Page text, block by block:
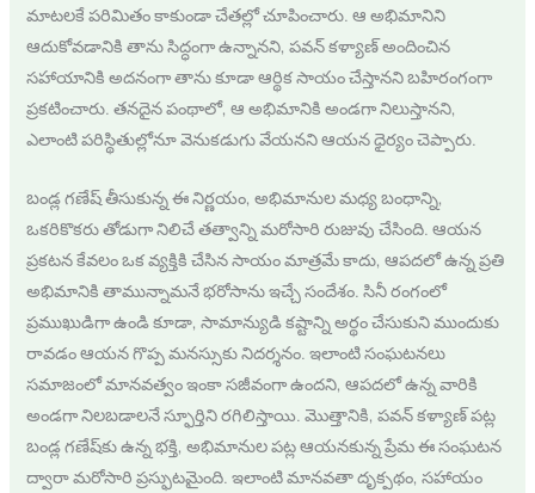
మాటలకే పరిమితం కాకుండా చేతల్లో చూపించారు. ఆ అభిమానిని
ఆదుకోవడానికి తాను సిద్ధంగా ఉన్నానని, పవన్ కళ్యాణ్ అందించిన
సహాయానికి అదనంగా తాను కూడా ఆర్థిక సాయం చేస్తానని బహిరంగంగా
ప్రకటించారు. తనదైన పంథాలో, ఆ అభిమానికి అండగా నిలుస్తానని,
ఎలాంటి పరిస్థితుల్లోనూ వెనుకడుగు వేయనని ఆయన ధైర్యం చెప్పారు.
బండ్ల గణేష్ తీసుకున్న ఈ నిర్ణయం, అభిమానుల మధ్య బంధాన్ని,
ఒకరికొకరు తోడుగా నిలిచే తత్వాన్ని మరోసారి రుజువు చేసింది. ఆయన
ప్రకటన కేవలం ఒక వ్యక్తికి చేసిన సాయం మాత్రమే కాదు, ఆపదలో ఉన్న ప్రతి
అభిమానికి తామున్నామనే భరోసాను ఇచ్చే సందేశం. సినీ రంగంలో
ప్రముఖుడిగా ఉండి కూడా, సామాన్యుడి కష్టాన్ని అర్థం చేసుకుని ముందుకు
రావడం ఆయన గొప్ప మనస్సుకు నిదర్శనం. ఇలాంటి సంఘటనలు
సమాజంలో మానవత్వం ఇంకా సజీవంగా ఉందని, ఆపదలో ఉన్న వారికి
అండగా నిలబడాలనే స్ఫూర్తిని రగిలిస్తాయి. మొత్తానికి, పవన్ కళ్యాణ్ పట్ల
బండ్ల గణేష్‌కు ఉన్న భక్తి, అభిమానుల పట్ల ఆయనకున్న ప్రేమ ఈ సంఘటన
ద్వారా మరోసారి ప్రస్ఫుటమైంది. ఇలాంటి మానవతా దృక్పథం, సహాయం